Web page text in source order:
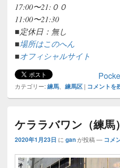
17:00〜21:００
11:00〜21:30
■定休日：無し
■場所はこのへん
■オフィシャルサイト
カテゴリー:練馬 練馬区 | コメントを
ケララバワン（練馬）
2020年1月23日 に ganが投稿 — コメ